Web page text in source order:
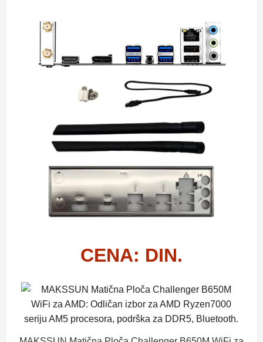
CENA: DIN.